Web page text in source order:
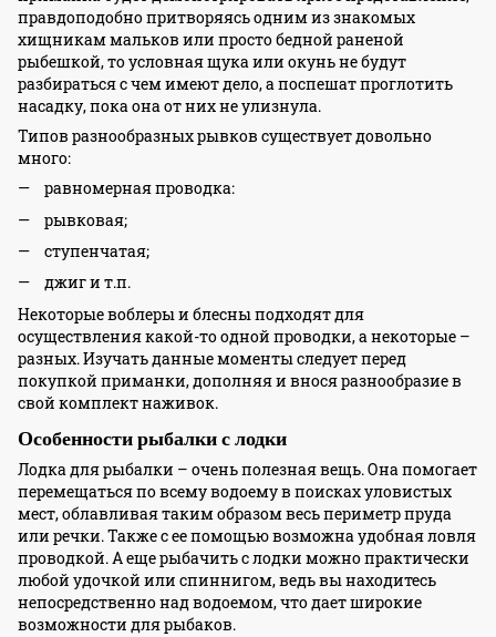
правдоподобно притворяясь одним из знакомых
хищникам мальков или просто бедной раненой
рыбешкой, то условная щука или окунь не будут
разбираться с чем имеют дело, а поспешат проглотить
насадку, пока она от них не улизнула.
Типов разнообразных рывков существует довольно
много:
равномерная проводка:
рывковая;
ступенчатая;
джиг и т.п.
Некоторые воблеры и блесны подходят для
осуществления какой-то одной проводки, а некоторые –
разных. Изучать данные моменты следует перед
покупкой приманки, дополняя и внося разнообразие в
свой комплект наживок.
Особенности рыбалки с лодки
Лодка для рыбалки – очень полезная вещь. Она помогает
перемещаться по всему водоему в поисках уловистых
мест, облавливая таким образом весь периметр пруда
или речки. Также с ее помощью возможна удобная ловля
проводкой. А еще рыбачить с лодки можно практически
любой удочкой или спиннигом, ведь вы находитесь
непосредственно над водоемом, что дает широкие
возможности для рыбаков.